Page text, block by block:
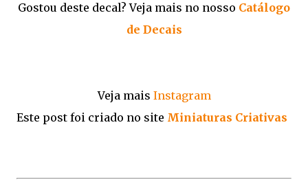
Gostou deste decal? Veja mais no nosso Catálogo
de Decais
Veja mais Instagram
Este post foi criado no site Miniaturas Criativas